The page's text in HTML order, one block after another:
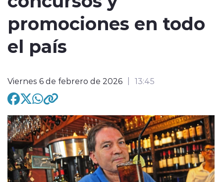
Internacional
Entrevistas
modo claro
promociones en todo
el país
Viernes 6 de febrero de 2026 13:45